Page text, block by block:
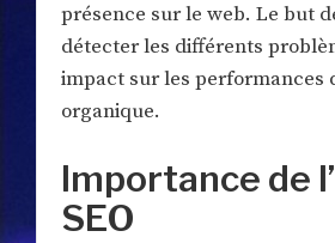
présence sur le web. Le but
détecter les différents
impact sur les performances
organique.
Importance de
SEO